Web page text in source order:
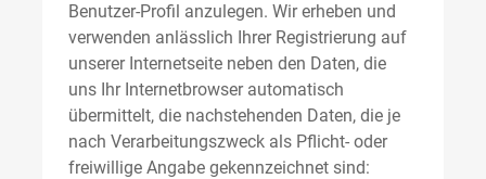
Benutzer-Profil anzulegen. Wir erheben und
verwenden anlässlich Ihrer Registrierung auf
unserer Internetseite neben den Daten, die
uns Ihr Internetbrowser automatisch
übermittelt, die nachstehenden Daten, die je
nach Verarbeitungszweck als Pflicht- oder
freiwillige Angabe gekennzeichnet sind: